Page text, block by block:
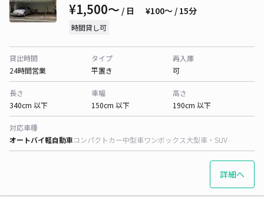
¥1,500〜 / 日 ¥100〜 / 15分
時間貸し可
貸出時間
24時間営業
タイプ
平置き
再入庫
可
長さ
340cm 以下
車幅
150cm 以下
高さ
190cm 以下
対応車種
オートバイ軽自動車コンパクトカー中型車ワンボックス大型車・SUV
詳細へ